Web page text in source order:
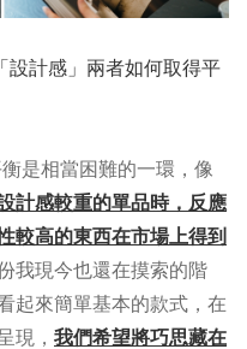
設計感」兩者如何取得平
是相當困難的一環，像
計感較重的單品時，反應
較高的東西在市場上得到
我現今也還在摸索的階
起來簡單基本的款式，在
現， 我們希望將巧思藏在